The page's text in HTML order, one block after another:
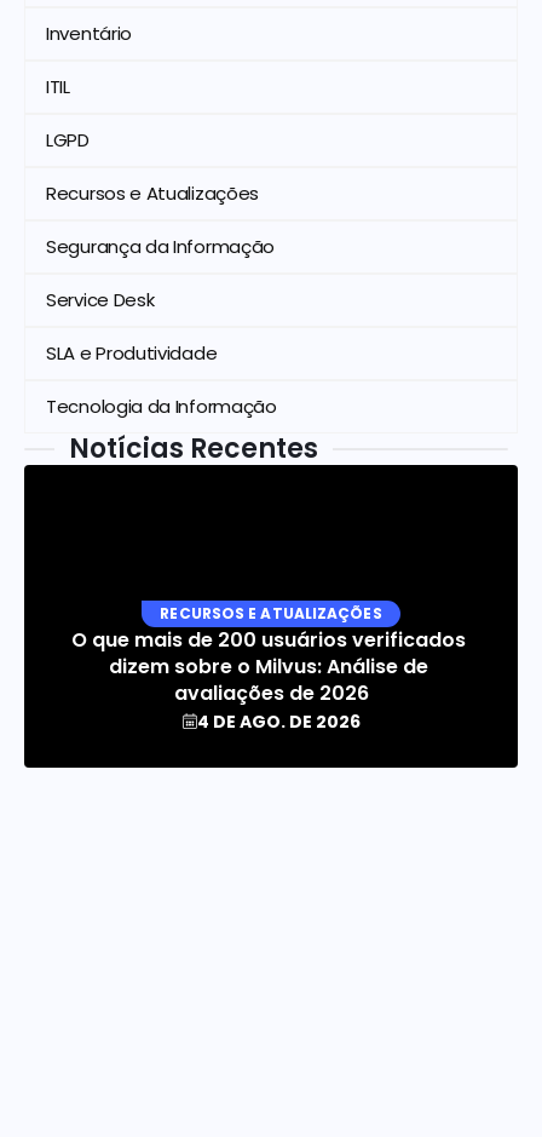
Inventário
ITIL
LGPD
Recursos e Atualizações
Segurança da Informação
Service Desk
SLA e Produtividade
Tecnologia da Informação
Notícias Recentes
RECURSOS E ATUALIZAÇÕES
O que mais de 200 usuários verificados
dizem sobre o Milvus: Análise de
avaliações de 2026
4 DE AGO. DE 2026